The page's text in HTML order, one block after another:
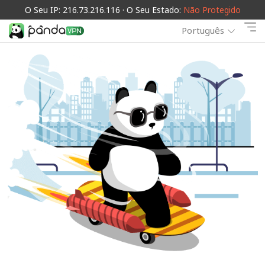
O Seu IP: 216.73.216.116 · O Seu Estado: Não Protegido
Português